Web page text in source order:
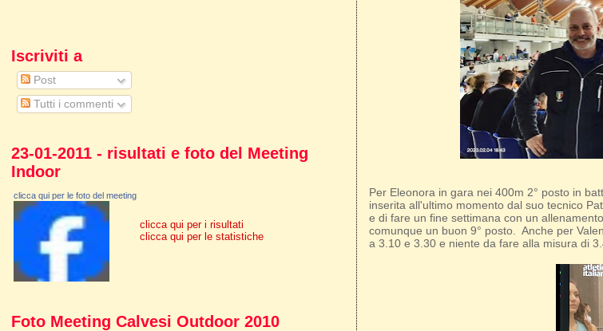
Per Eleonora in gara nei 400m 2° posto in
inserita all'ultimo momento dal suo tecnico
e di fare un fine settimana con un
comunque un buon 9° posto. Anche per
a 3.10 e 3.30 e niente da fare alla misura di
Iscriviti a
Post
Tutti i commenti
23-01-2011 - risultati e foto del Meeting
Indoor
clicca qui per le foto del meeting
clicca qui per i risultati
clicca qui per le statistiche
Foto Meeting Calvesi Outdoor 2010